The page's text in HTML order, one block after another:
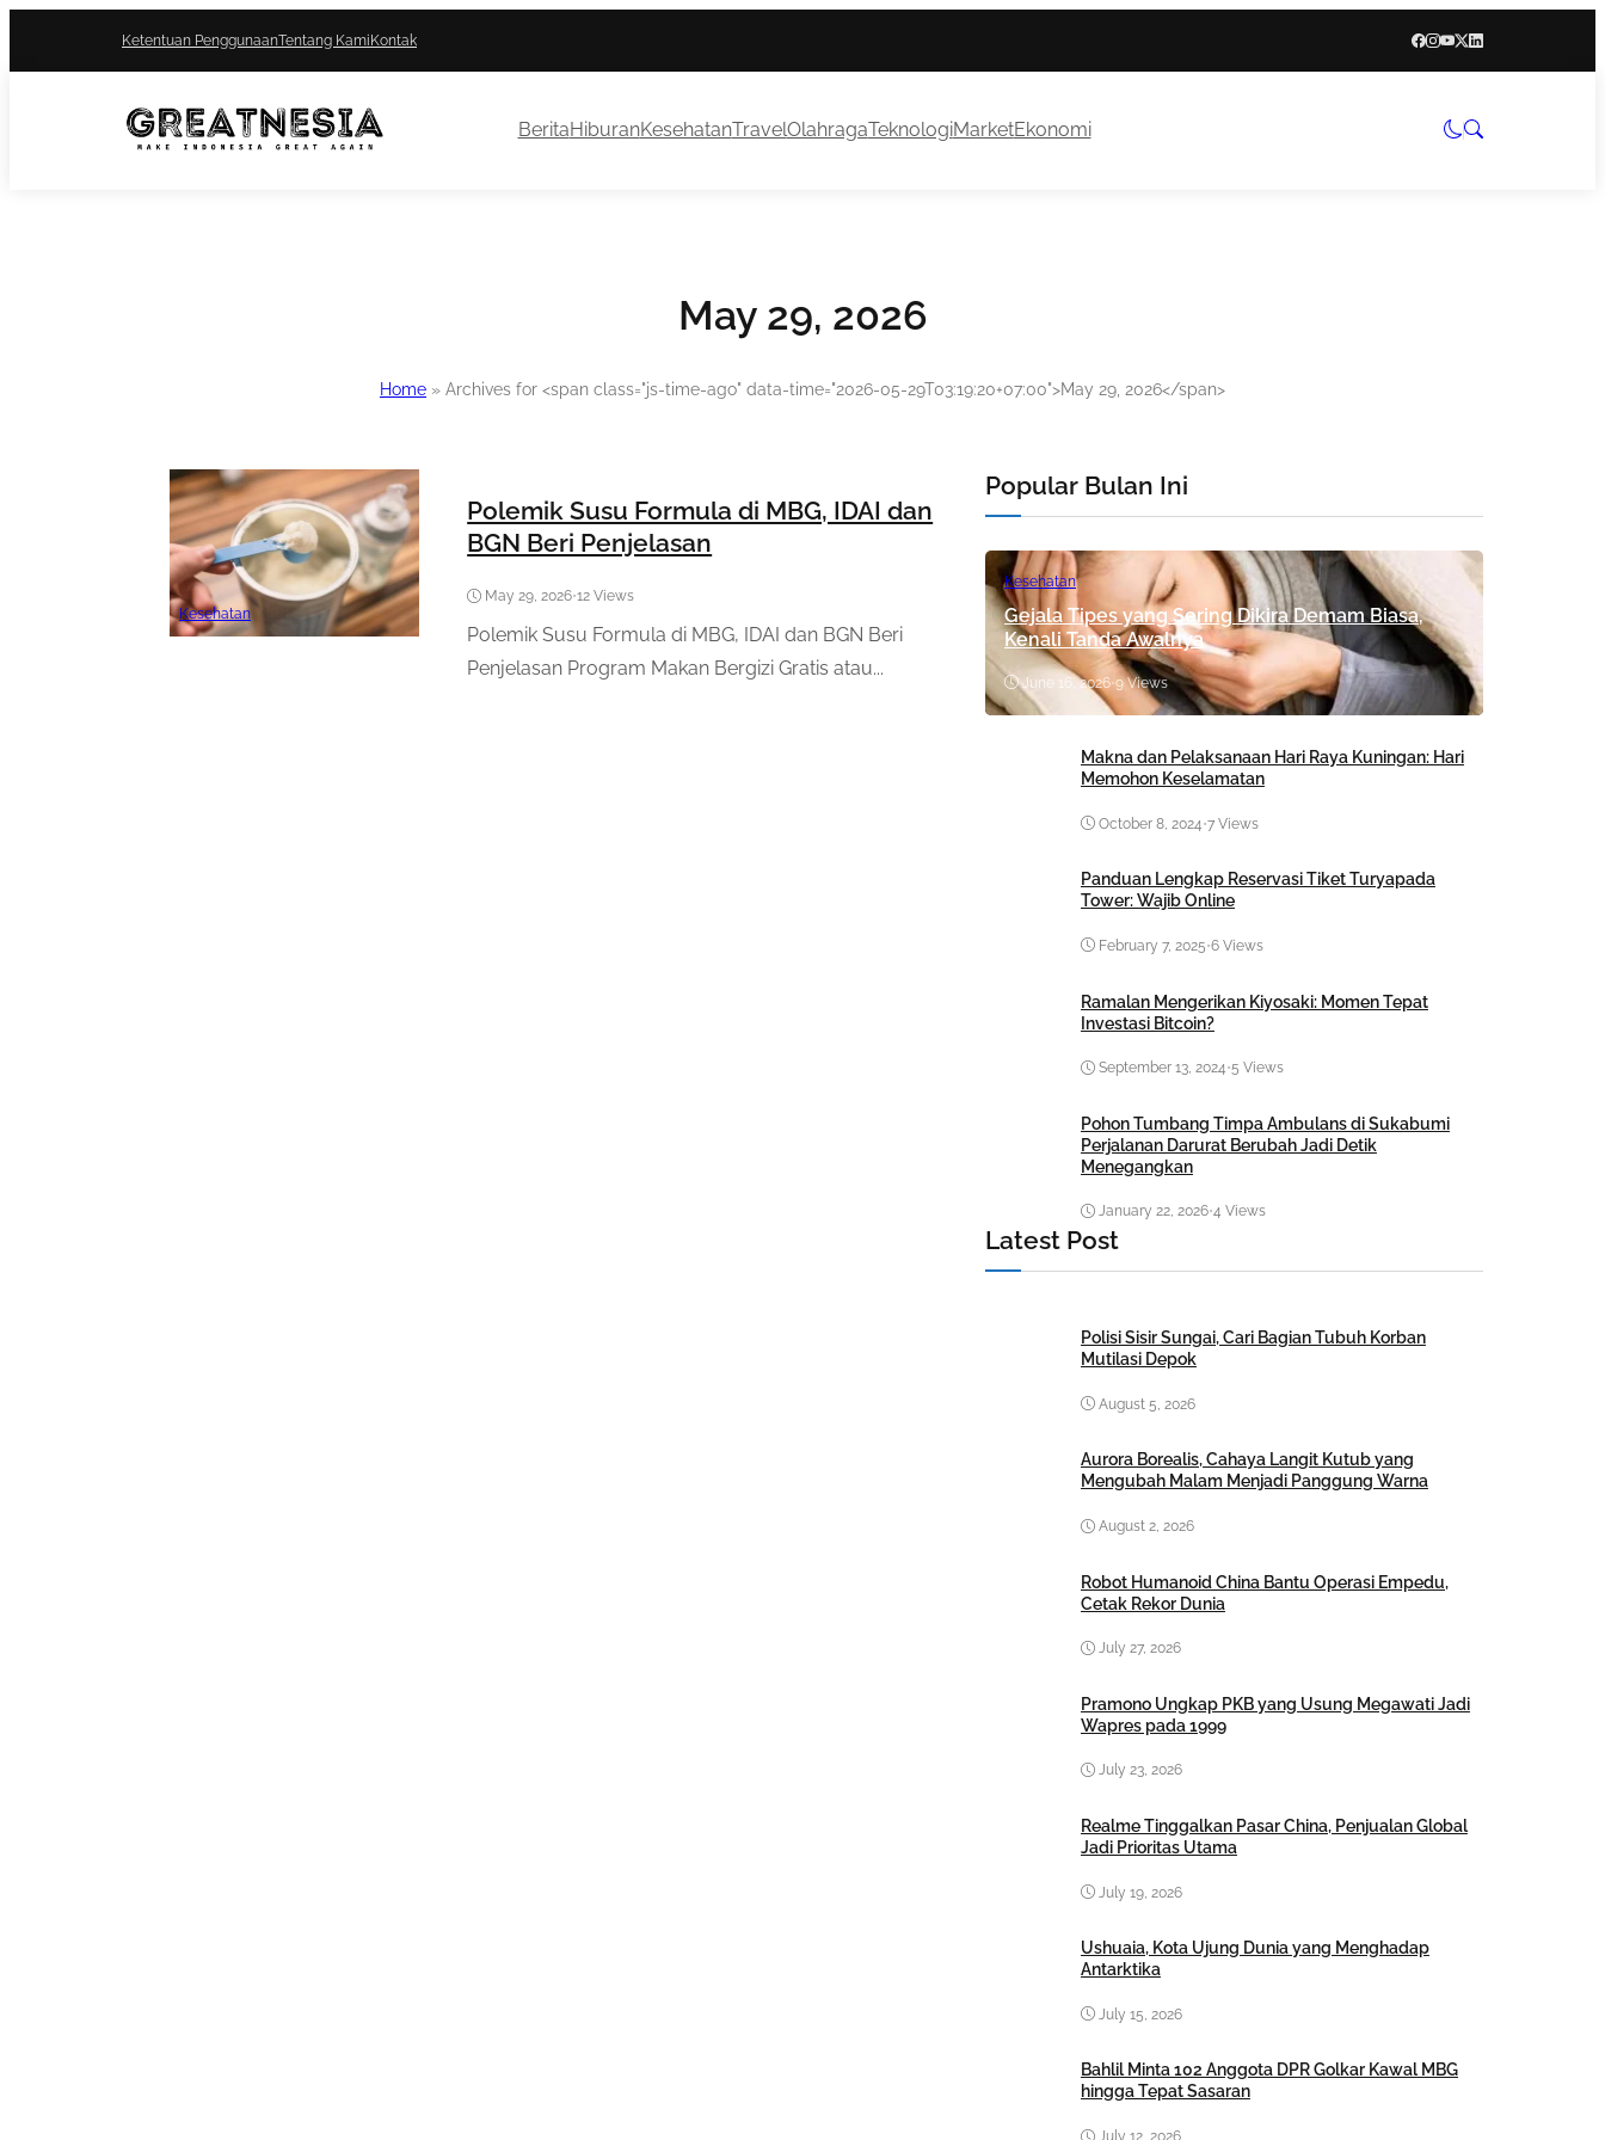
Ketentuan PenggunaanTentang KamiKontak
BeritaHiburanKesehatanTravelOlahragaTeknologiMarketEkonomi
May 29, 2026
Home » Archives for <span class="js-time-ago" data-time="2026-05-29T03:19:20+07:00">May 29, 2026</span>
Kesehatan
Polemik Susu Formula di MBG, IDAI dan
BGN Beri Penjelasan
May 29, 2026•12 Views
Polemik Susu Formula di MBG, IDAI dan BGN Beri
Penjelasan Program Makan Bergizi Gratis atau...
Popular Bulan Ini
Kesehatan
Gejala Tipes yang Sering Dikira Demam Biasa,
Kenali Tanda Awalnya
June 16, 2026•9 Views
Makna dan Pelaksanaan Hari Raya Kuningan: Hari
Memohon Keselamatan
October 8, 2024 •7 Views
Panduan Lengkap Reservasi Tiket Turyapada
Tower: Wajib Online
February 7, 2025•6 Views
Ramalan Mengerikan Kiyosaki: Momen Tepat
Investasi Bitcoin?
September 13, 2024•5 Views
Pohon Tumbang Timpa Ambulans di Sukabumi
Perjalanan Darurat Berubah Jadi Detik
Menegangkan
January 22, 2026•4 Views
Latest Post
Polisi Sisir Sungai, Cari Bagian Tubuh Korban
Mutilasi Depok
August 5, 2026
Aurora Borealis, Cahaya Langit Kutub yang
Mengubah Malam Menjadi Panggung Warna
August 2, 2026
Robot Humanoid China Bantu Operasi Empedu,
Cetak Rekor Dunia
July 27, 2026
Pramono Ungkap PKB yang Usung Megawati Jadi
Wapres pada 1999
July 23, 2026
Realme Tinggalkan Pasar China, Penjualan Global
Jadi Prioritas Utama
July 19, 2026
Ushuaia, Kota Ujung Dunia yang Menghadap
Antarktika
July 15, 2026
Bahlil Minta 102 Anggota DPR Golkar Kawal MBG
hingga Tepat Sasaran
July 12, 2026